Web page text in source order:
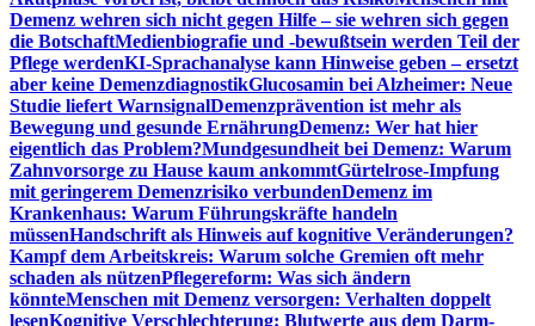
Demenz wehren sich nicht gegen Hilfe – sie wehren sich gegen
die BotschaftMedienbiografie und -bewußtsein werden Teil der
Pflege werdenKI-Sprachanalyse kann Hinweise geben – ersetzt
aber keine DemenzdiagnostikGlucosamin bei Alzheimer: Neue
Studie liefert WarnsignalDemenzprävention ist mehr als
Bewegung und gesunde ErnährungDemenz: Wer hat hier
eigentlich das Problem?Mundgesundheit bei Demenz: Warum
Zahnvorsorge zu Hause kaum ankommtGürtelrose-Impfung
mit geringerem Demenzrisiko verbundenDemenz im
Krankenhaus: Warum Führungskräfte handeln
müssenHandschrift als Hinweis auf kognitive Veränderungen?
Kampf dem Arbeitskreis: Warum solche Gremien oft mehr
schaden als nützenPflegereform: Was sich ändern
könnteMenschen mit Demenz versorgen: Verhalten doppelt
lesenKognitive Verschlechterung: Blutwerte aus dem Darm-